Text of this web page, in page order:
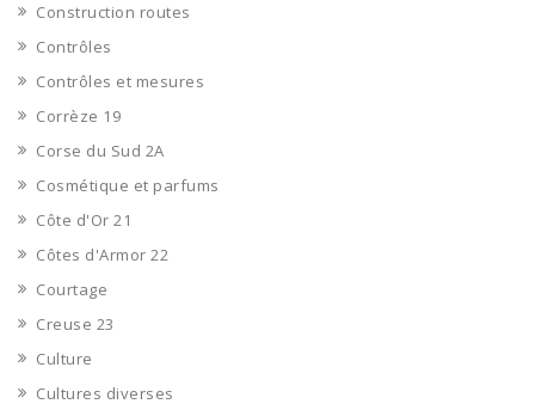
Construction routes
Contrôles
Contrôles et mesures
Corrèze 19
Corse du Sud 2A
Cosmétique et parfums
Côte d'Or 21
Côtes d'Armor 22
Courtage
Creuse 23
Culture
Cultures diverses